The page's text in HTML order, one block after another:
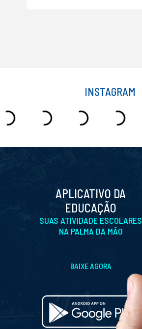
INSTAGRAM
APLICATIVO DA
EDUCAÇÃO
SUAS ATIVIDADE ESCOLARES
NA PALMA DA MÃO
BAIXE AGORA